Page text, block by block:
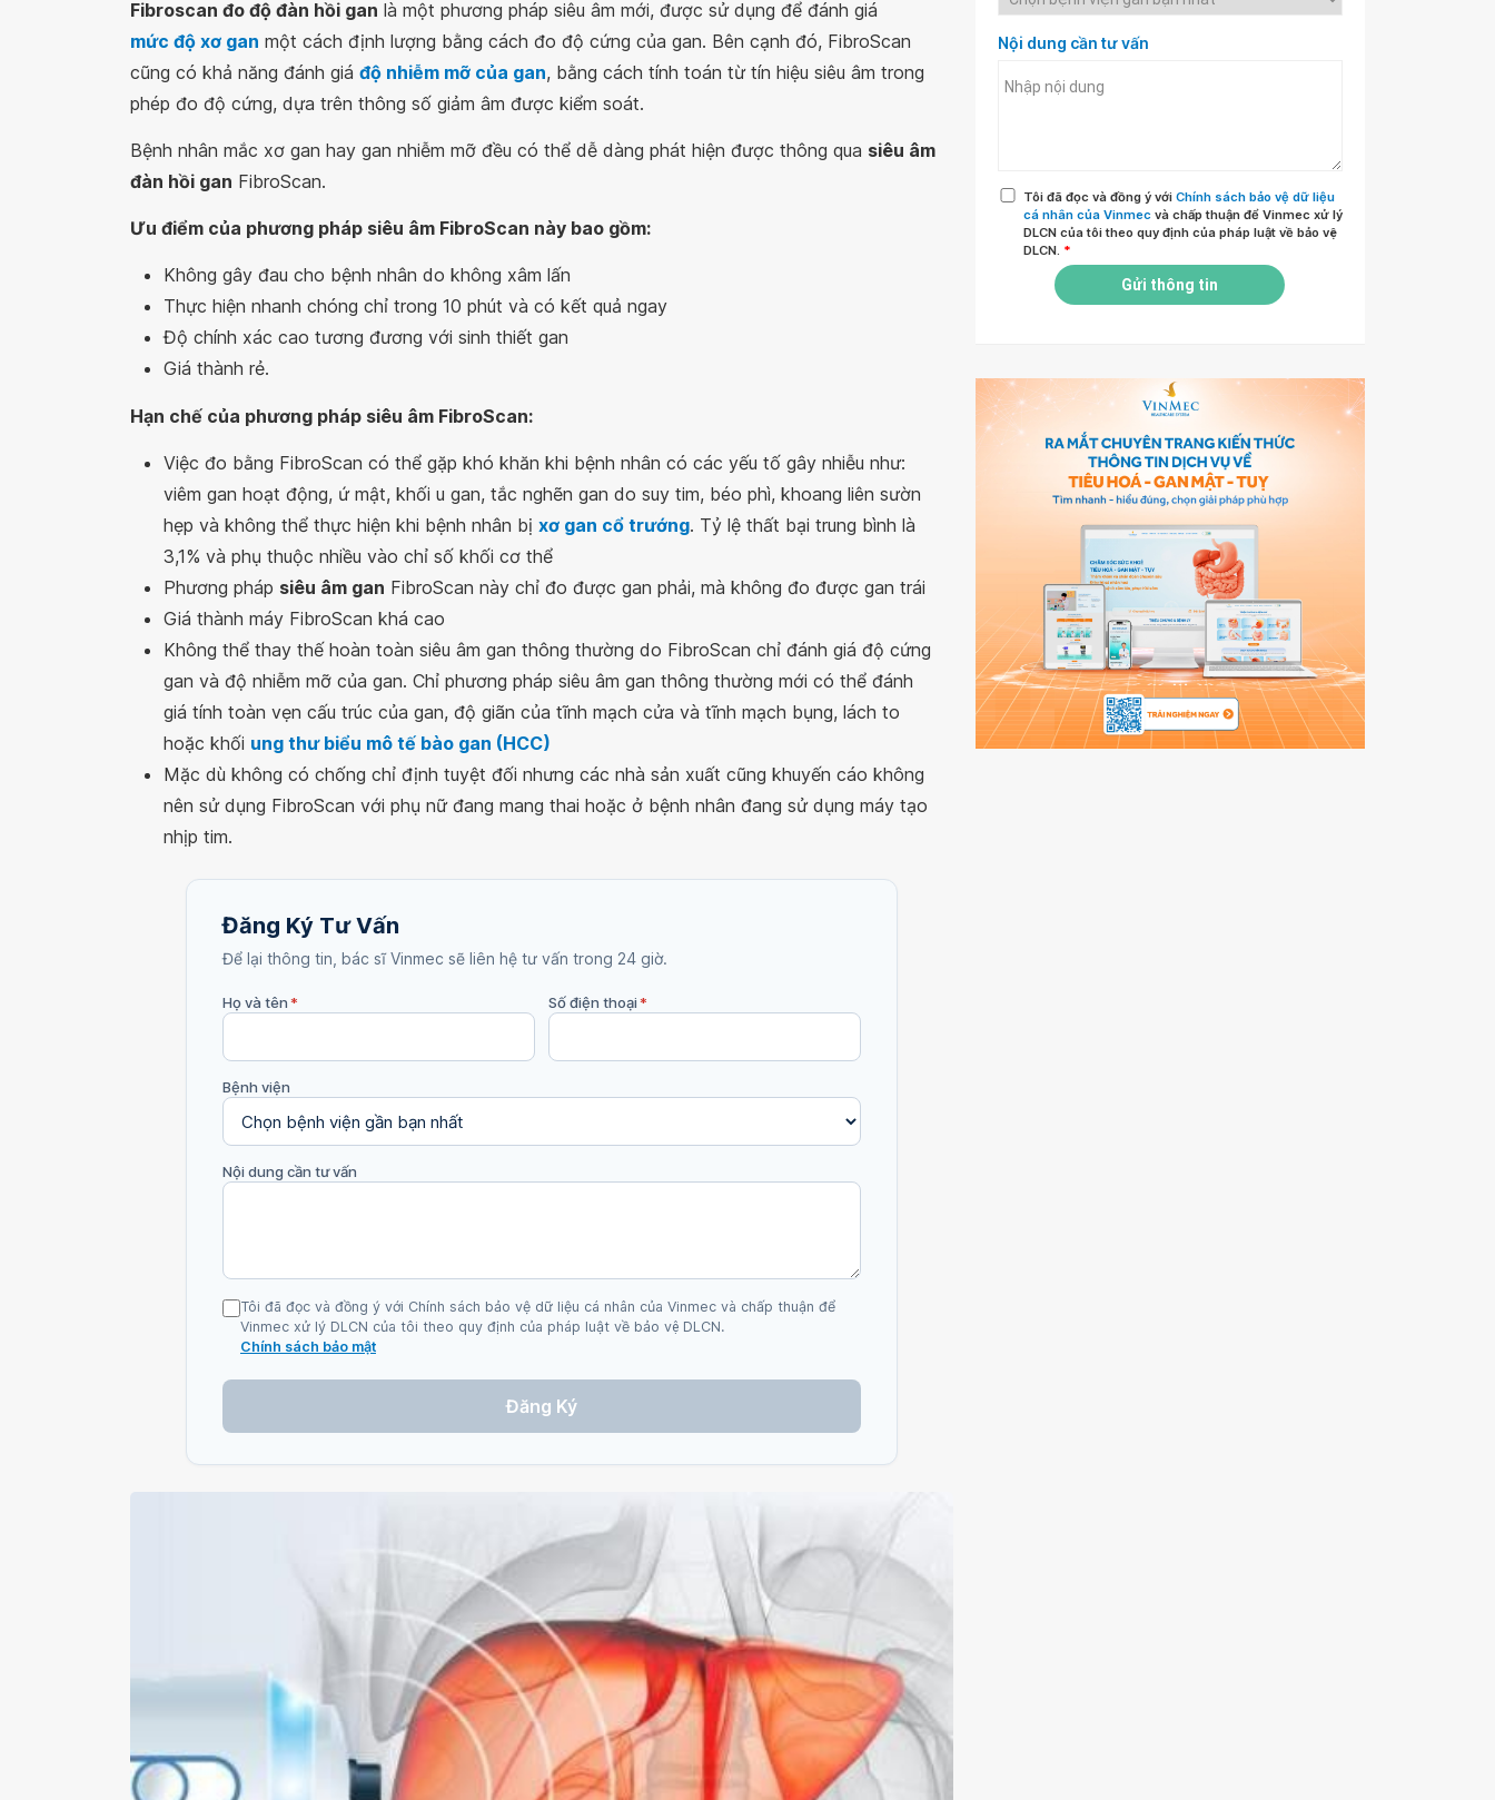
Fibroscan đo độ đàn hồi gan là một phương pháp siêu âm mới, được sử dụng để đánh giá
mức độ xơ gan một cách định lượng bằng cách đo độ cứng của gan. Bên cạnh đó, FibroScan
cũng có khả năng đánh giá độ nhiễm mỡ của gan, bằng cách tính toán từ tín hiệu siêu âm trong
phép đo độ cứng, dựa trên thông số giảm âm được kiểm soát.
Bệnh nhân mắc xơ gan hay gan nhiễm mỡ đều có thể dễ dàng phát hiện được thông qua siêu âm
đàn hồi gan FibroScan.
Ưu điểm của phương pháp siêu âm FibroScan này bao gồm:
Không gây đau cho bệnh nhân do không xâm lấn
Thực hiện nhanh chóng chỉ trong 10 phút và có kết quả ngay
Độ chính xác cao tương đương với sinh thiết gan
Giá thành rẻ.
Hạn chế của phương pháp siêu âm FibroScan:
Việc đo bằng FibroScan có thể gặp khó khăn khi bệnh nhân có các yếu tố gây nhiễu như:
viêm gan hoạt động, ứ mật, khối u gan, tắc nghẽn gan do suy tim, béo phì, khoang liên sườn
hẹp và không thể thực hiện khi bệnh nhân bị xơ gan cổ trướng. Tỷ lệ thất bại trung bình là
3,1% và phụ thuộc nhiều vào chỉ số khối cơ thể
Phương pháp siêu âm gan FibroScan này chỉ đo được gan phải, mà không đo được gan trái
Giá thành máy FibroScan khá cao
Không thể thay thế hoàn toàn siêu âm gan thông thường do FibroScan chỉ đánh giá độ cứng
gan và độ nhiễm mỡ của gan. Chỉ phương pháp siêu âm gan thông thường mới có thể đánh
giá tính toàn vẹn cấu trúc của gan, độ giãn của tĩnh mạch cửa và tĩnh mạch bụng, lách to
hoặc khối ung thư biểu mô tế bào gan (HCC)
Mặc dù không có chống chỉ định tuyệt đối nhưng các nhà sản xuất cũng khuyến cáo không
nên sử dụng FibroScan với phụ nữ đang mang thai hoặc ở bệnh nhân đang sử dụng máy tạo
nhịp tim.
Đăng Ký Tư Vấn
Để lại thông tin, bác sĩ Vinmec sẽ liên hệ tư vấn trong 24 giờ.
Họ và tên* Số điện thoại*
Bệnh viện
Nội dung cần tư vấn
Tôi đã đọc và đồng ý với Chính sách bảo vệ dữ liệu cá nhân của Vinmec và chấp thuận để
Vinmec xử lý DLCN của tôi theo quy định của pháp luật về bảo vệ DLCN.
Chính sách bảo mật
Đăng Ký
Nội dung cần tư vấn
Tôi đã đọc và đồng ý với Chính sách bảo vệ dữ liệu
cá nhân của Vinmec và chấp thuận để Vinmec xử lý
DLCN của tôi theo quy định của pháp luật về bảo vệ
DLCN. *
Gửi thông tin